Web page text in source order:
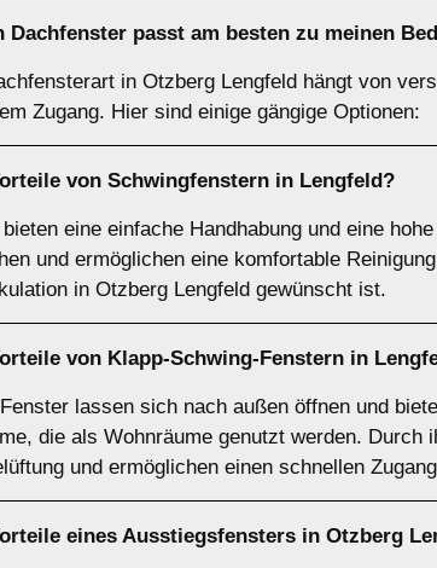
Dachfenster passt am besten zu meinen
in Otzberg Lengfeld hängt von
Zugang. Hier sind einige gängige Optionen:
von Schwingfenstern in Lengfeld?
eine einfache Handhabung und eine
und ermöglichen eine komfortable
in Otzberg Lengfeld gewünscht ist.
von Klapp-Schwing-Fenstern in
lassen sich nach außen öffnen und
die als Wohnräume genutzt werden.
und ermöglichen einen schnellen
eines Ausstiegsfensters in Otzberg